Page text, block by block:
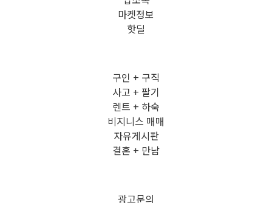
마켓정보
핫딜
구인 + 구직
사고 + 팔기
렌트 + 하숙
비지니스 매매
자유게시판
결혼 + 만남
광고문의